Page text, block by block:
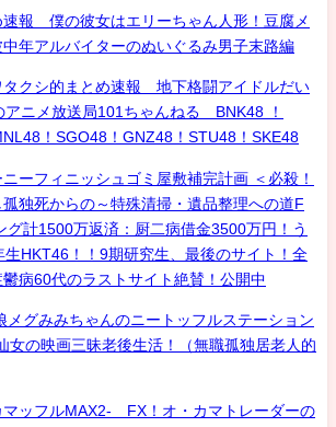
速報 僕の彼女はエリーちゃん人形！豆腐メ
年アルバイターのぬいぐるみ男子末路編
クシ的まとめ速報 地下格闘アイドルだい
ニメ放送局101ちゃんねる BNK48 ！
！SGO48！GNZ48！STU48！SKE48
ーフィニッシュゴミ屋敷補完計画 ＜必殺！
独死からの～特殊清掃・遺品整理への道F
グ計1500万返済：厨二病借金3500万円！う
HKT46！！9期研究生、最後のサイト！全
病60代のラストサイト絶賛！公開中
メグみみちゃんのニートッフルステーション
女の映画三昧老後生活！（無職孤独居老人的
マッフルMAX2- FX！オ・カマトレーダーの